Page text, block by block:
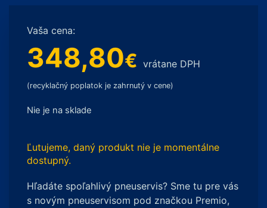
Vaša cena:
348,80€ vrátane DPH
(recyklačný poplatok je zahrnutý v cene)
Nie je na sklade
Ľutujeme, daný produkt nie je momentálne
dostupný.
Hľadáte spoľahlivý pneuservis? Sme tu pre vás
s novým pneuservisom pod značkou Premio,